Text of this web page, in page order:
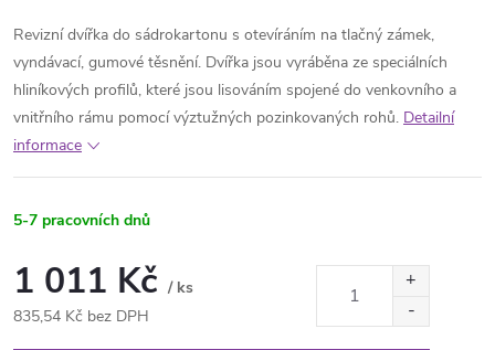
Revizní dvířka do sádrokartonu s otevíráním na tlačný zámek,
vyndávací, gumové těsnění. Dvířka jsou vyráběna ze speciálních
hliníkových profilů, které jsou lisováním spojené do venkovního a
vnitřního rámu pomocí výztužných pozinkovaných rohů. Detailní
informace
5-7 pracovních dnů
1 011 Kč / ks
835,54 Kč bez DPH